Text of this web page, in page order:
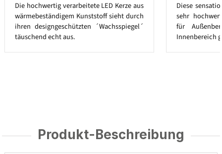
Die hochwertig verarbeitete LED Kerze aus
wärmebeständigem Kunststoff sieht durch
ihren designgeschützten ´Wachsspiegel´
täuschend echt aus.
Diese
sehr
für
Innenbereich
Produkt-Beschreibung